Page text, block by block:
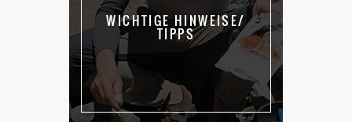
WICHTIGE HINWEISE/
TIPPS